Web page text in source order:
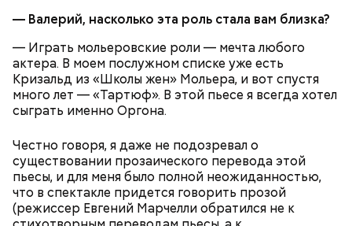
— Валерий, насколько эта роль стала вам близка?
— Играть мольеровские роли — мечта любого
актера. В моем послужном списке уже есть
Кризальд из «Школы жен» Мольера, и вот спустя
много лет — «Тартюф». В этой пьесе я всегда хотел
сыграть именно Оргона.
Честно говоря, я даже не подозревал о
существовании прозаического перевода этой
пьесы, и для меня было полной неожиданностью,
что в спектакле придется говорить прозой
(режиссер Евгений Марчелли обратился не к
Также не нужно есть дыню до корки, потому что
именно там скапливаются нитраты. И важно
тщательно ее мыть, чтобы не отравиться, добавила
собеседница «ВМ».